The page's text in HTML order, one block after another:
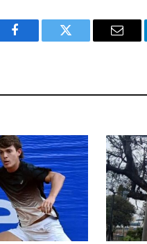
Facebook Twitter Email